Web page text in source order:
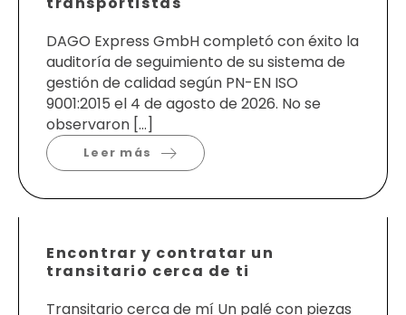
DAGO Express GmbH completó con éxito la
auditoría de seguimiento de su sistema de
gestión de calidad según PN-EN ISO
9001:2015 el 4 de agosto de 2026. No se
observaron […]
Leer más
Encontrar y contratar un
transitario cerca de ti
Transitario cerca de mí Un palé con piezas